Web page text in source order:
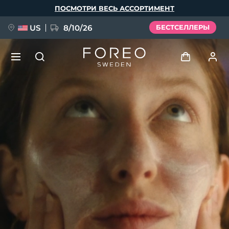
ПОСМОТРИ ВЕСЬ АССОРТИМЕНТ
US 8/10/26 БЕСТСЕЛЛЕРЫ
Войти
Профиль пользователя
Мои приборы
Мои заказы
Мои адреса
Мои подписки
НОВИНКА
FAQ™ Pure Beauty-Tech Elixir
BREAKING NEWS
issa™ Teeth Whitening Set
English
Español
Français
Русский
Türkçe
简体中文 繁體中文